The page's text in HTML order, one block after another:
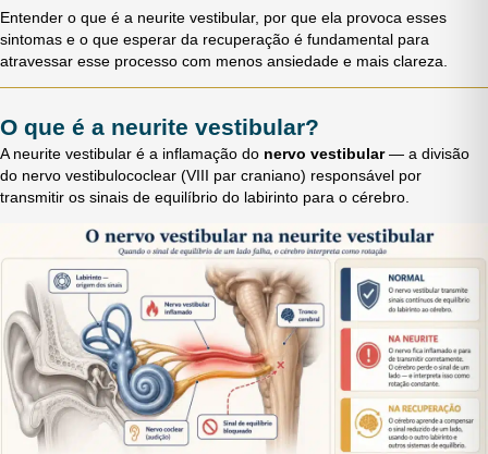
Entender o que é a neurite vestibular, por que ela provoca esses
sintomas e o que esperar da recuperação é fundamental para
atravessar esse processo com menos ansiedade e mais clareza.
O que é a neurite vestibular?
A neurite vestibular é a inflamação do nervo vestibular— a divisão
do nervo vestibulococlear (VIII par craniano) responsável por
transmitir os sinais de equilíbrio do labirinto para o cérebro.